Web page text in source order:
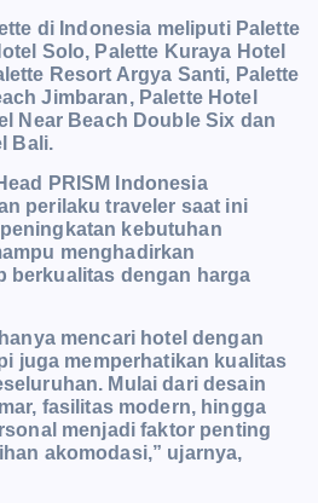
di Indonesia meliputi Palette
Solo, Palette Kuraya Hotel
Resort Argya Santi, Palette
Jimbaran, Palette Hotel
Near Beach Double Six dan
Bali.
PRISM Indonesia
perilaku traveler saat ini
kebutuhan
menghadirkan
berkualitas dengan harga
mencari hotel dengan
juga memperhatikan kualitas
Mulai dari desain
fasilitas modern, hingga
menjadi faktor penting
akomodasi,” ujarnya,